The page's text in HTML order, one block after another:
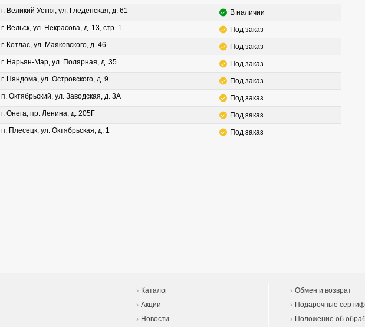
г. Великий Устюг, ул. Гледенская, д. 61
В наличии
г. Вельск, ул. Некрасова, д. 13, стр. 1
Под заказ
г. Котлас, ул. Маяковского, д. 46
Под заказ
г. Нарьян-Мар, ул. Полярная, д. 35
Под заказ
г. Няндома, ул. Островского, д. 9
Под заказ
п. Октябрьский, ул. Заводская, д. 3А
Под заказ
г. Онега, пр. Ленина, д. 205Г
Под заказ
п. Плесецк, ул. Октябрьская, д. 1
Под заказ
Каталог
Акции
Новости
Обмен и возврат
Подарочные
Положение об